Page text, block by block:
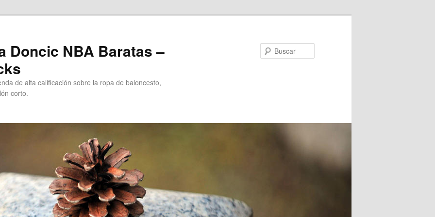
Doncic NBA Baratas –
de alta calificación sobre la ropa de baloncesto,
corto.